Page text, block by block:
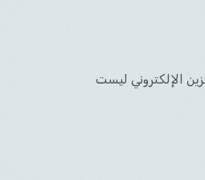
الإلكتروني ليست